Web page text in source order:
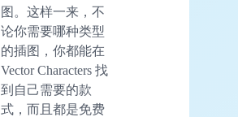
图。这样一来，不
论你需要哪种类型
的插图，你都能在
Vector Characters 找
到自己需要的款
式，而且都是免费